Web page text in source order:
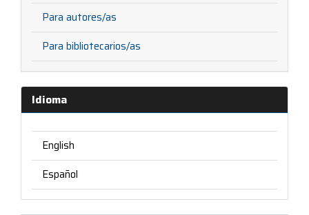
Para autores/as
Para bibliotecarios/as
Idioma
English
Español